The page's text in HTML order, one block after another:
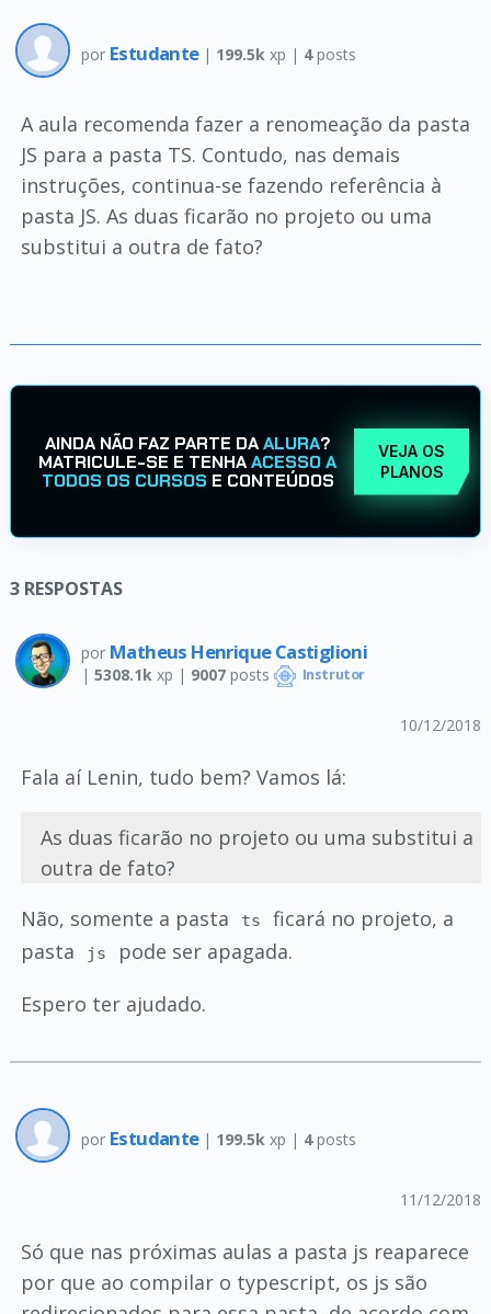
por Estudante | 199.5k xp | 4posts
A aula recomenda fazer a renomeação da pasta
JS para a pasta TS. Contudo, nas demais
instruções, continua-se fazendo referência à
pasta JS. As duas ficarão no projeto ou uma
substitui a outra de fato?
AINDA NÃO FAZ PARTE DAALURA?
MATRICULE-SE E TENHAACESSO A
TODOS OS CURSOS E CONTEÚDOS
VEJA OS
PLANOS
3 RESPOSTAS
por Matheus Henrique Castiglioni
| 5308.1k xp | 9007posts Instrutor
10/12/2018
Fala aí Lenin, tudo bem? Vamos lá:
As duas ficarão no projeto ou uma substitui a
outra de fato?
Não, somente a pasta
ts
ficará no projeto, a
pasta
js
pode ser apagada.
Espero ter ajudado.
por Estudante | 199.5k xp | 4posts
11/12/2018
Só que nas próximas aulas a pasta js reaparece
por que ao compilar o typescript, os js são